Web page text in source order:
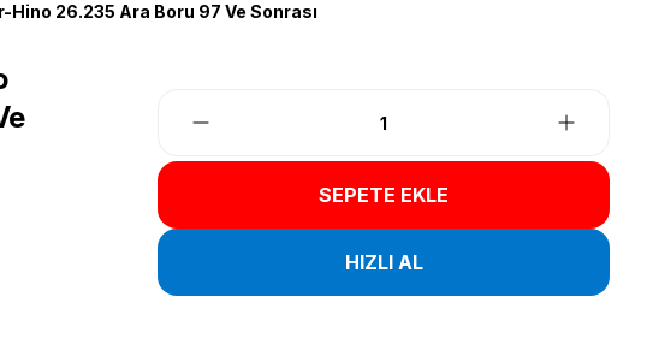
Hino 26.235 Ara Boru 97 Ve Sonrası
SEPETE EKLE
HIZLI AL